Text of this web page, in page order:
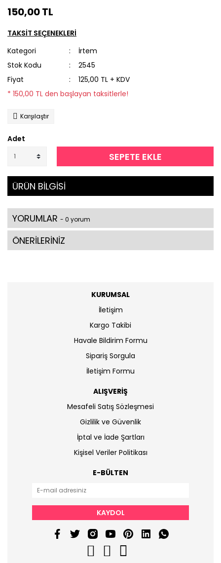
150,00 TL
TAKSİT SEÇENEKLERİ
Kategori
İrtem
Stok Kodu
2545
Fiyat
125,00 TL + KDV
* 150,00 TL den başlayan taksitlerle!
Karşılaştır
Adet
SEPETE EKLE
ÜRÜN BİLGİSİ
YORUMLAR - 0 yorum
ÖNERİLERİNİZ
KURUMSAL
İletişim
Kargo Takibi
Havale Bildirim Formu
Sipariş Sorgula
İletişim Formu
ALIŞVERİŞ
Mesafeli Satış Sözleşmesi
Gizlilik ve Güvenlik
İptal ve İade Şartları
Kişisel Veriler Politikası
E-BÜLTEN
KAYDOL